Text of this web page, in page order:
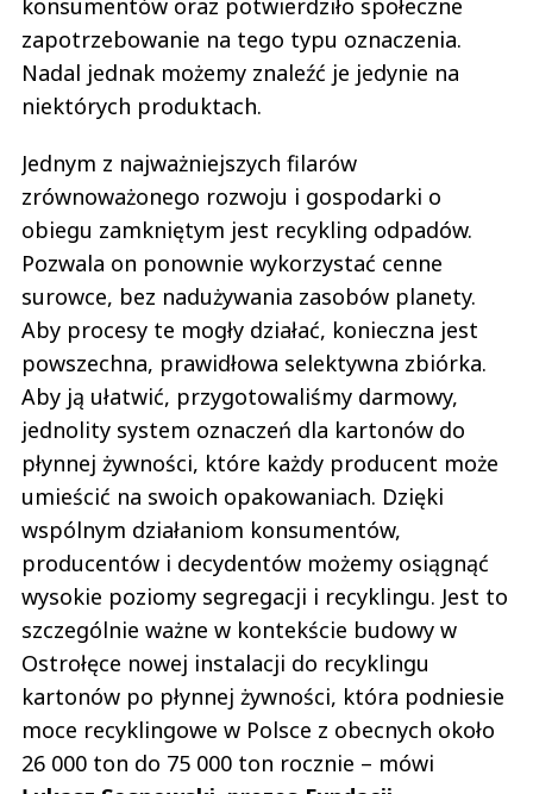
konsumentów oraz potwierdziło społeczne
zapotrzebowanie na tego typu oznaczenia.
Nadal jednak możemy znaleźć je jedynie na
niektórych produktach.
Jednym z najważniejszych filarów
zrównoważonego rozwoju i gospodarki o
obiegu zamkniętym jest recykling odpadów.
Pozwala on ponownie wykorzystać cenne
surowce, bez nadużywania zasobów planety.
Aby procesy te mogły działać, konieczna jest
powszechna, prawidłowa selektywna zbiórka.
Aby ją ułatwić, przygotowaliśmy darmowy,
jednolity system oznaczeń dla kartonów do
płynnej żywności, które każdy producent może
umieścić na swoich opakowaniach. Dzięki
wspólnym działaniom konsumentów,
producentów i decydentów możemy osiągnąć
wysokie poziomy segregacji i recyklingu. Jest to
szczególnie ważne w kontekście budowy w
Ostrołęce nowej instalacji do recyklingu
kartonów po płynnej żywności, która podniesie
moce recyklingowe w Polsce z obecnych około
26 000 ton do 75 000 ton rocznie – mówi